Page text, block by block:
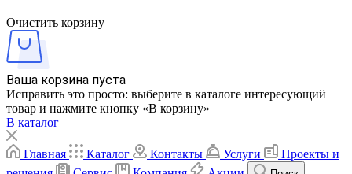
Очистить корзину
Ваша корзина пуста
Исправить это просто: выберите в каталоге интересующий
товар и нажмите кнопку «В корзину»
В каталог
Главная Каталог Контакты Услуги
Проекты и